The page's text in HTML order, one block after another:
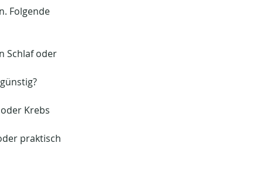
Folgende
Schlaf oder
Krebs
praktisch